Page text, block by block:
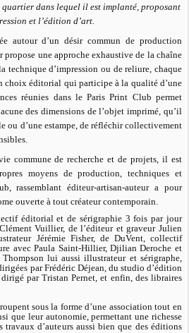
dans lequel il est implanté, proposant
et l’édition d’art.
autour d’un désir commun de production
propose une approche exhaustive de la chaîne
technique d’impression ou de reliure, chaque
choix éditorial qui participe à la qualité d’une
réunies dans le Paris Print Club permet
des dimensions de l’objet imprimé, qu’il
ou d’une estampe, de réfléchir collectivement
commune de recherche et de projets, il est
moyens de production, techniques et
rassemblant éditeur-artisan-auteur a pour
ouverte à tout créateur contemporain.
éditorial et de sérigraphie 3 fois par jour
Vuillier, de l’éditeur et graveur Julien
Jérémie Fisher, de DuVent, collectif
avec Paula Saint-Hillier, Djilian Deroche et
lui aussi illustrateur et sérigraphe,
par Frédéric Déjean, du studio d’édition
par Tristan Pernet, et enfin, des libraires
sous la forme d’une association tout en
que leur autonomie, permettant une richesse
travaux d’auteurs aussi bien que des éditions